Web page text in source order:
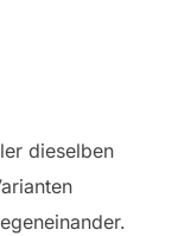
dieselben